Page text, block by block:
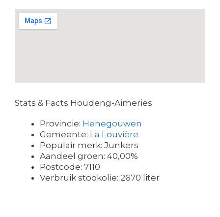
Stats & Facts Houdeng-Aimeries
Provincie: Henegouwen
Gemeente: La Louvière
Populair merk: Junkers
Aandeel groen: 40,00%
Postcode: 7110
Verbruik stookolie: 2670 liter